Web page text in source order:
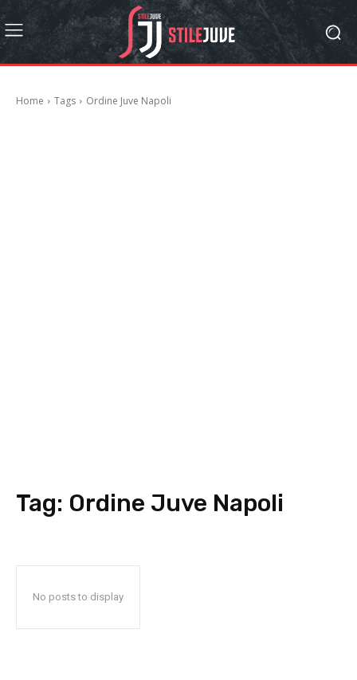
Home Tags Ordine Juve Napoli
Tag: Ordine Juve Napoli
No posts to display